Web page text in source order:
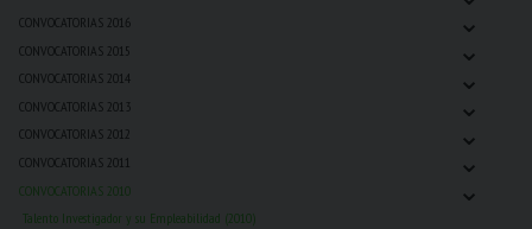
CONVOCATORIAS 2016 ⌄
CONVOCATORIAS 2015 ⌄
CONVOCATORIAS 2014 ⌄
CONVOCATORIAS 2013 ⌄
CONVOCATORIAS 2012 ⌄
CONVOCATORIAS 2011 ⌄
CONVOCATORIAS 2010 ⌄
Talento Investigador y su Empleabilidad (2010)